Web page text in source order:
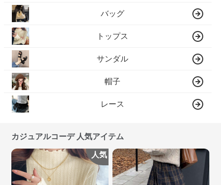
バッグ
トップス
サンダル
帽子
レース
カジュアルコーデ 人気アイテム
人気